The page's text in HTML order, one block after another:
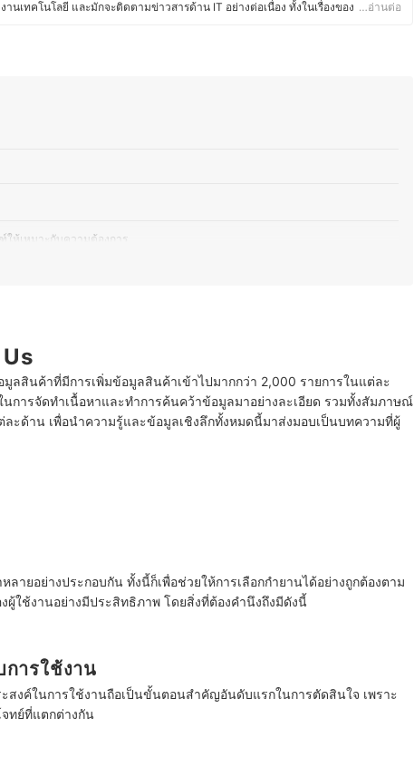
นเทคโนโลยี และมักจะติดตามข่าวสารด้าน IT อย่างต่อเนื่อง ทั้งในเรื่องของ
บุญเป็ง (พะแพง)
…อ่านต่อ
ให้เหมาะกับความต้องการ
ลสินค้าที่มีการเพิ่มข้อมูลสินค้าเข้าไปมากกว่า 2,000 รายการในแต่ละ
นการจัดทำเนื้อหาและทำการค้นคว้าข้อมูลมาอย่างละเอียด รวมทั้งสัมภาษณ์
ะด้าน เพื่อนำความรู้และข้อมูลเชิงลึกทั้งหมดนี้มาส่งมอบเป็นบทความที่ผู้
ลายอย่างประกอบกัน ทั้งนี้ก็เพื่อช่วยให้การเลือกกำยานได้อย่างถูกต้องตาม
ผู้ใช้งานอย่างมีประสิทธิภาพ โดยสิ่งที่ต้องคำนึงถึงมีดังนี้
การใช้งาน
สงค์ในการใช้งานถือเป็นขั้นตอนสำคัญอันดับแรกในการตัดสินใจ เพราะ
ทย์ที่แตกต่างกัน